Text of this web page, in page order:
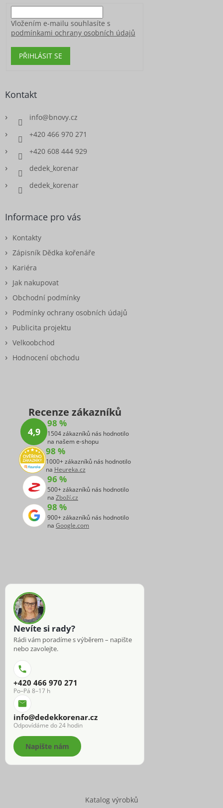
Vložením e-mailu souhlasíte s
podmínkami ochrany osobních údajů
PŘIHLÁSIT SE
Kontakt
info@bnovy.cz
+420 466 970 271
+420 608 444 929
dedek_korenar
dedek_korenar
Informace pro vás
Kontakty
Zápisník Dědka kořenáře
Kariéra
Jak nakupovat
Obchodní podmínky
Podmínky ochrany osobních údajů
Publicita projektu
Velkoobchod
Hodnocení obchodu
Recenze zákazníků
4,9
98 %
1504 zákazníků nás hodnotilo
na našem e-shopu
98 %
1000+ zákazníků nás hodnotilo
na Heureka.cz
96 %
500+ zákazníků nás hodnotilo
na Zboží.cz
98 %
900+ zákazníků nás hodnotilo
na Google.com
Nevíte si rady?
Rádi vám poradíme s výběrem – napište
nebo zavolejte.
+420 466 970 271
Po–Pá 8–17 h
info@dedekkorenar.cz
Odpovídáme do 24 hodin
Napište nám
Katalog výrobků